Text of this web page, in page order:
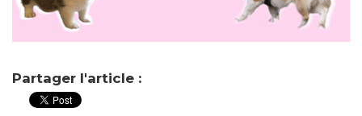
Partager l'article :